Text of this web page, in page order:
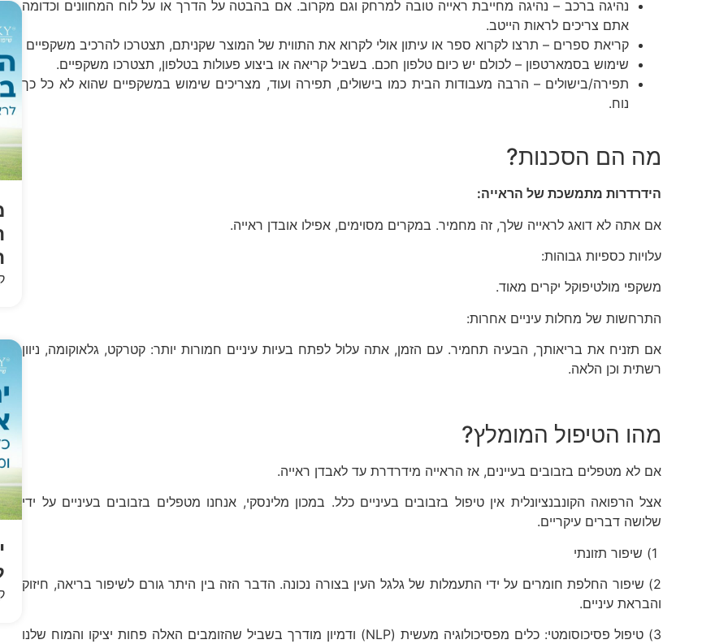
נהיגה ברכב – נהיגה מחייבת ראייה טובה למרחק וגם מקרוב. אם בהבטה על הדרך או על לוח המחוונים וכדומה
אתם צריכים לראות הייטב.
קריאת ספרים – תרצו לקרוא ספר או עיתון אולי לקרוא את התווית של המוצר שקניתם, תצטרכו להרכיב משקפיים
שימוש בסמארטפון – לכולם יש כיום טלפון חכם. בשביל קריאה או ביצוע פעולות בטלפון, תצטרכו משקפיים.
תפירה/בישולים – הרבה מעבודות הבית כמו בישולים, תפירה ועוד, מצריכים שימוש במשקפיים שהוא לא כל כך
נוח.
מה הם הסכנות?
הידרדרות מתמשכת של הראייה:
אם אתה לא דואג לראייה שלך, זה מחמיר. במקרים מסוימים, אפילו אובדן ראייה.
עלויות כספיות גבוהות:
משקפי מולטיפוקל יקרים מאוד.
התרחשות של מחלות עיניים אחרות:
אם תזניח את בריאותך, הבעיה תחמיר. עם הזמן, אתה עלול לפתח בעיות עיניים חמורות יותר: קטרקט, גלאוקומה, ניוון
רשתית וכן הלאה.
מהו הטיפול המומלץ?
אם לא מטפלים בזבובים בעיינים, אז הראייה מידרדרת עד לאבדן ראייה.
אצל הרפואה הקונבנציונלית אין טיפול בזבובים בעיניים כלל. במכון מלינסקי, אנחנו מטפלים בזבובים בעיניים על ידי
שלושה דברים עיקריים.
2) שיפור החלפת חומרים על ידי התעמלות של גלגל העין בצורה נכונה. הדבר הזה בין היתר גורם לשיפור בריאה, חיזוק
והבראת עיניים.
3) טיפול פסיכוסומטי: כלים מפסיכולוגיה מעשית (NLP) ודמיון מודרך ‏בשביל שהזומבים האלה פחות יציקו והמוח שלנו